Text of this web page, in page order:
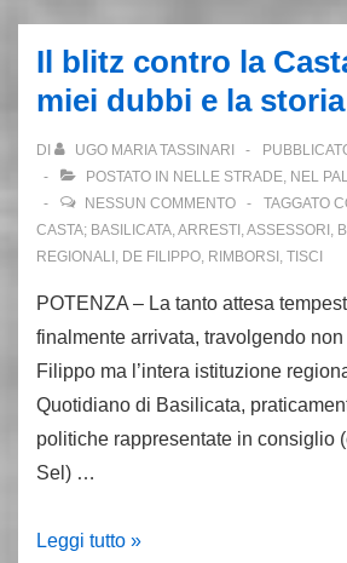
Il blitz contro la
miei dubbi e la
DI UGO MARIA TASSINARI
POSTATO IN NELLE STRADE, NEL
NESSUN COMMENTO
TAGGATO
CASTA; BASILICATA,ARRESTI ,ASSESSORI ,
REGIONALI , DE FILIPPO, RIMBORSI , TISCI
POTENZA – La tanto attesa
finalmente arrivata, travolgendo
Filippo ma l’intera istituzione
Quotidiano di Basilicata,
politiche rappresentate in consiglio
Sel) …
IlLeggi tutto »